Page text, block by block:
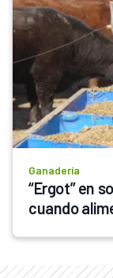
Ganadería
“Ergot” en
cuando